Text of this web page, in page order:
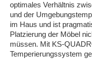
optimales Verhältnis
und der
im Haus und ist
Platzierung der Möbel
müssen. Mit KS-
Temperierungssystem